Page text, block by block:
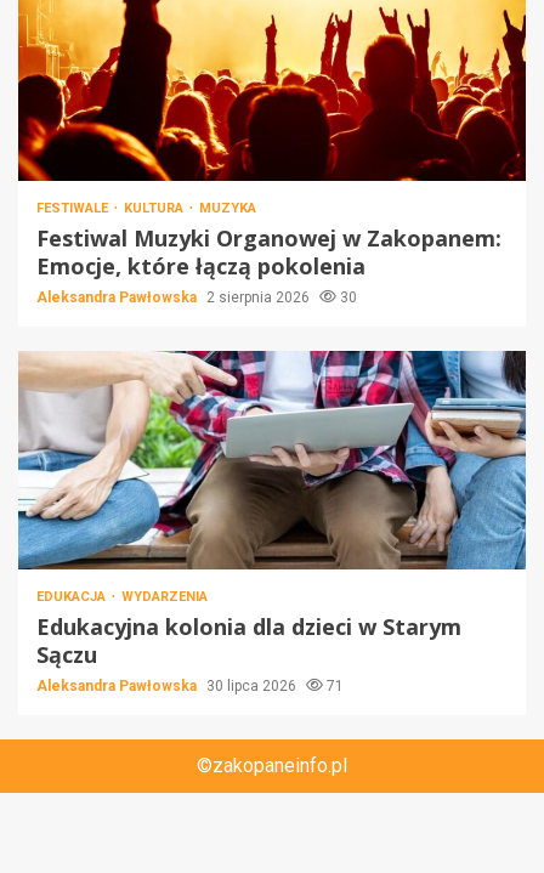
FESTIWALE KULTURA MUZYKA
Festiwal Muzyki Organowej w Zakopanem:
Emocje, które łączą pokolenia
Aleksandra Pawłowska 2 sierpnia 2026 30
EDUKACJA WYDARZENIA
Edukacyjna kolonia dla dzieci w Starym
Sączu
Aleksandra Pawłowska 30 lipca 2026 71
©zakopaneinfo.pl